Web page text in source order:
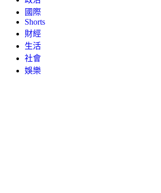
國際
Shorts
財經
生活
社會
娛樂